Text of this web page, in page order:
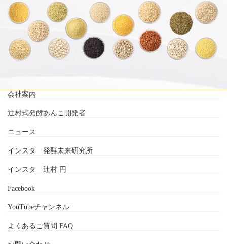
会社案内
辻村式発酵あんこ開発者
ニュース
インスタ 発酵未来研究所
インスタ 辻村 円
Facebook
YouTubeチャンネル
よくあるご質問 FAQ